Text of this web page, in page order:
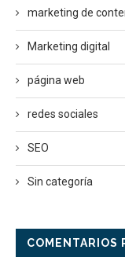
marketing de
Marketing digital
página web
redes sociales
SEO
Sin categoría
COMENTARIOS